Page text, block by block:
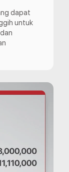
dapat
untuk